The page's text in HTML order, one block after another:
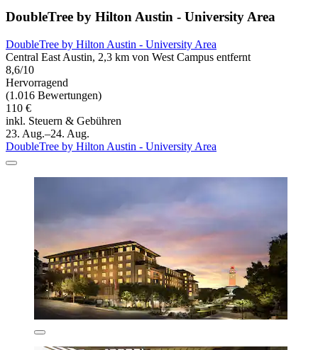
DoubleTree by Hilton Austin - University Area
DoubleTree by Hilton Austin - University Area
Central East Austin, 2,3 km von West Campus entfernt
8,6/10
Hervorragend
(1.016 Bewertungen)
110 €
inkl. Steuern & Gebühren
23. Aug.–24. Aug.
DoubleTree by Hilton Austin - University Area